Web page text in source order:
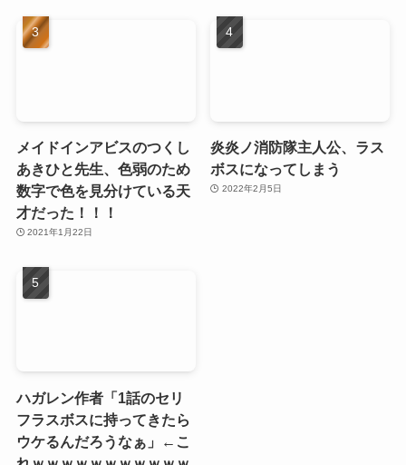
メイドインアビスのつくし
あきひと先生、色弱のため
数字で色を見分けている天
才だった！！！
2021年1月22日
炎炎ノ消防隊主人公、ラス
ボスになってしまう
2022年2月5日
ハガレン作者「1話のセリ
フラスボスに持ってきたら
ウケるんだろうなぁ」←こ